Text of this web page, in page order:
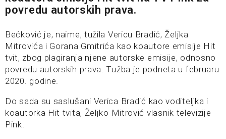
povredu autorskih prava.
Bećković je, naime, tužila Vericu Bradić, Željka
Mitrovića i Gorana Gmitrića kao koautore emisije Hit
tvit, zbog plagiranja njene autorske emisije, odnosno
povredu autorskih prava. Tužba je podneta u februaru
2020. godine.
Do sada su saslušani Verica Bradić kao voditeljka i
koautorka Hit tvita, Željko Mitrović vlasnik televizije
Pink.